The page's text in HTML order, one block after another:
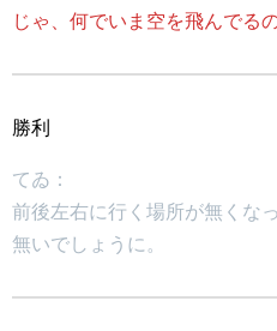
じゃ、何でいま空を飛んでる
勝利
てゐ：
前後左右に行く場所が無くな
無いでしょうに。